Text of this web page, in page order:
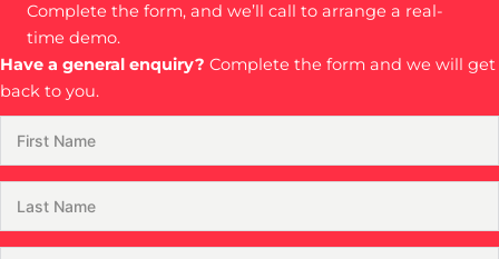
Complete the form, and we’ll call to arrange a real-
time demo.
Have a general enquiry? Complete the form and we will get
back to you.